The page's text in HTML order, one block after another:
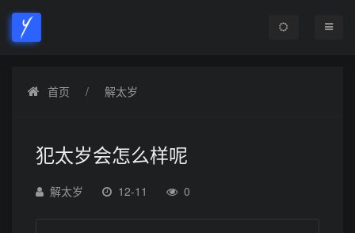
首页 解太岁
犯太岁会怎么样呢
解太岁 12-11 0